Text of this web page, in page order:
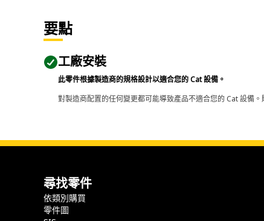
要點
工廠安裝
此零件根據製造商的規格設計以適合您的 Cat 設備。
對製造商配置的任何變更都可能導致產品不適合您的 Cat 設備
尋找零件
依類別購買
零件圖